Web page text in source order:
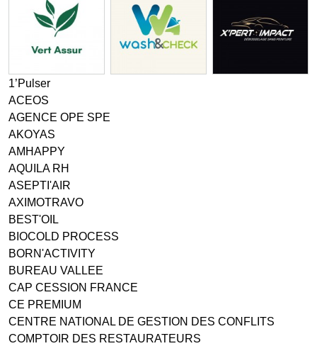
1’Pulser
ACEOS
AGENCE OPE SPE
AKOYAS
AMHAPPY
AQUILA RH
ASEPTI'AIR
AXIMOTRAVO
BEST'OIL
BIOCOLD PROCESS
BORN'ACTIVITY
BUREAU VALLEE
CAP CESSION FRANCE
CE PREMIUM
CENTRE NATIONAL DE GESTION DES CONFLITS
COMPTOIR DES RESTAURATEURS